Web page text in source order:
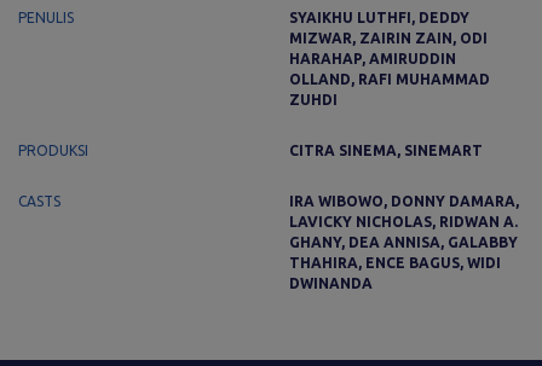
PENULIS
SYAIKHU LUTHFI, DEDDY
MIZWAR, ZAIRIN ZAIN, ODI
HARAHAP, AMIRUDDIN
OLLAND, RAFI MUHAMMAD
ZUHDI
PRODUKSI CITRA SINEMA, SINEMART
CASTS
IRA WIBOWO, DONNY DAMARA,
LAVICKY NICHOLAS, RIDWAN A.
GHANY, DEA ANNISA, GALABBY
THAHIRA, ENCE BAGUS, WIDI
DWINANDA